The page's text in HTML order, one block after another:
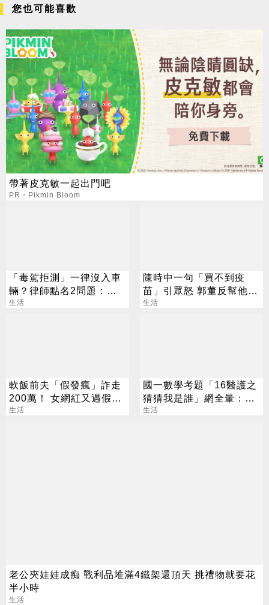
您也可能喜歡
帶著皮克敏一起出門吧
PR・Pikmin Bloom
「毒駕拒測」一律沒入車
輛？律師點名2問題：看
起來不是很公平
生活
陳時中一句「買不到疫
苗」引眾怒 郭董反幫他背
書
生活
軟飯前夫「假發瘋」詐走
200萬！ 女網紅又遇假富
豪 養套殺噴2千萬
生活
國一數學考題「16醫護之
猜猜我是誰」網全暈：根
本看不懂
生活
老公夾娃娃成痴 戰利品堆滿4鐵架還頂天 挑禮物就要花
半小時
生活